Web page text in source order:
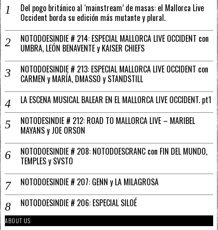
Del pogo británico al ‘mainstream’ de masas: el Mallorca Live
Occident borda su edición más mutante y plural.
NOTODOESINDIE # 214: ESPECIAL MALLORCA LIVE OCCIDENT con
UMBRA, LEÓN BENAVENTE y KAISER CHIEFS
NOTODOESINDIE # 213: ESPECIAL MALLORCA LIVE OCCIDENT con
CARMEN y MARÍA, DMASSO y STANDSTILL
LA ESCENA MUSICAL BALEAR EN EL MALLORCA LIVE OCCIDENT. pt1
NOTODESINDIE # 212: ROAD TO MALLORCA LIVE – MARIBEL
MAYANS y JOE ORSON
NOTODOESINDIE # 208: NOTODOESCRANC con FIN DEL MUNDO,
TEMPLES y SVSTO
NOTODOESINDIE # 207: GENN y LA MILAGROSA
NOTODOESINDIE # 206: ESPECIAL SILOÉ
ABOUT US